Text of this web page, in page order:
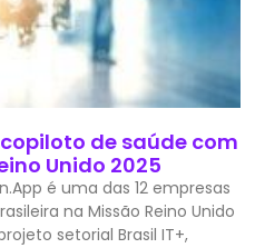
de saúde com
Unido 2025
é uma das 12 empresas
na Missão Reino Unido
setorial Brasil IT+,